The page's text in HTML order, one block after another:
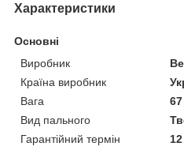
Характеристики
Основні
Виробник
Країна виробник
Вага
67
Вид пального
Гарантійний термін